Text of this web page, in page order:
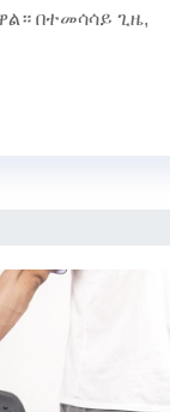
በተመሳሳይ ጊዜ,